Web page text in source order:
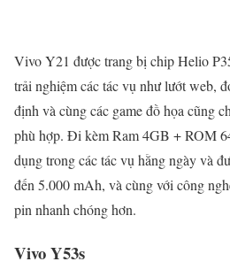
Vivo Y21 được trang bị chip Helio
trải nghiệm các tác vụ như lướt web,
định và cùng các game đồ họa cũng
phù hợp. Đi kèm Ram 4GB + ROM
dụng trong các tác vụ hằng ngày và
đến 5.000 mAh, và cùng với công
pin nhanh chóng hơn.
Vivo Y53s